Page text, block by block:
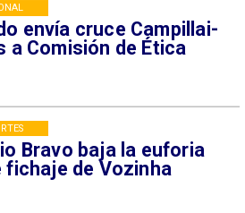
envía cruce Campillai-
a Comisión de Ética
Bravo baja la euforia
fichaje de Vozinha